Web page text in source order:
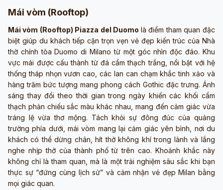
Mái vòm (Rooftop)
Mái vòm (Rooftop) Piazza del Duomo là điểm tham quan đặc
biệt giúp du khách tiếp cận trọn vẹn vẻ đẹp kiến trúc của Nhà
thờ chính tòa Duomo di Milano từ một góc nhìn độc đáo. Khu
vực mái được cấu thành từ đá cẩm thạch trắng, nổi bật với hệ
thống tháp nhọn vươn cao, các lan can chạm khắc tinh xảo và
hàng trăm bức tượng mang phong cách Gothic đặc trưng. Ánh
sáng thay đổi theo thời gian trong ngày khiến các khối cẩm
thạch phản chiếu sắc màu khác nhau, mang đến cảm giác vừa
tráng lệ vừa thơ mộng. Tách khỏi sự đông đúc của quảng
trường phía dưới, mái vòm mang lại cảm giác yên bình, nơi du
khách có thể dừng chân, hít thở không khí trong lành và lắng
nghe nhịp thở của thành phố từ trên cao. Khoảnh khắc này
không chỉ là tham quan, mà là một trải nghiệm sâu sắc khi bạn
thực sự “đứng cùng lịch sử” và cảm nhận vẻ đẹp Milan bằng
mọi giác quan.